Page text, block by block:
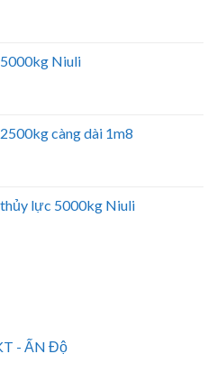
Niuli
càng dài 1m8
lực 5000kg Niuli
- ẤN Độ